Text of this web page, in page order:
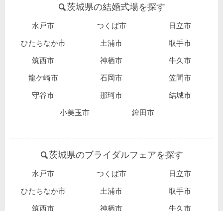
茨城県の結婚式場を探す
水戸市 つくば市 日立市
ひたちなか市 土浦市 取手市
筑西市 神栖市 牛久市
龍ケ崎市 石岡市 笠間市
守谷市 那珂市 結城市
小美玉市 鉾田市
茨城県のブライダルフェアを探す
水戸市 つくば市 日立市
ひたちなか市 土浦市 取手市
筑西市 神栖市 牛久市